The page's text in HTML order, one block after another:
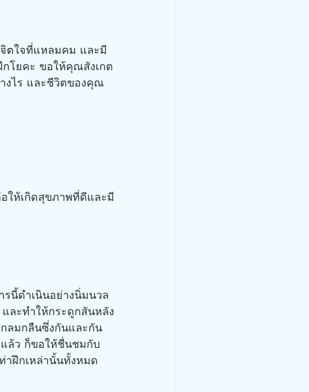
โยคะ ขอให้คุณสังเกต
งไร และชีวิตของคุณ
อให้เกิดสุขภาพที่ดีและมี
นี้ดำเนินอย่างนิ่มนวล
ละทำให้กระดูกสันหลัง
ลมกลืนซึ่งกันและกัน
ล้ว ก็ขอให้ชื่นชมกับ
าฝึกเหล่านั้นทั้งหมด